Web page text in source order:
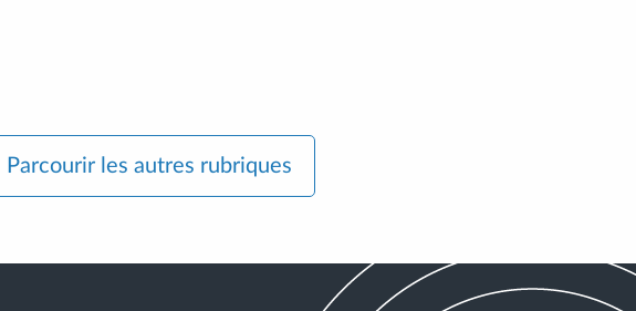
Parcourir les autres rubriques